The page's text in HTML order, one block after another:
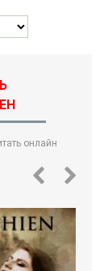
онлайн